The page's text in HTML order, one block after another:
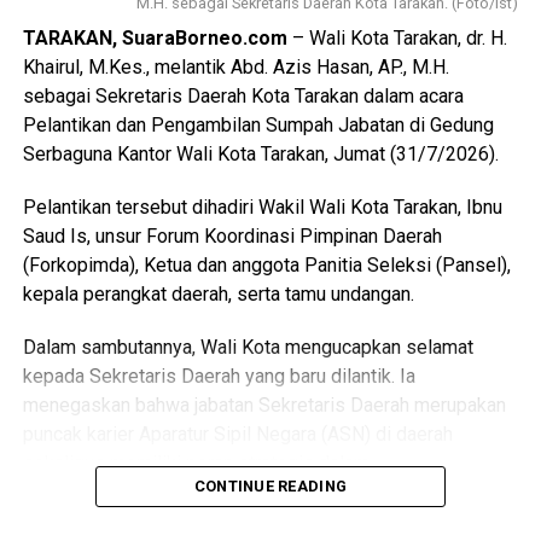
TARAKAN, SuaraBorneo.com – Wali Kota Tarakan, dr. H.
Khairul, M.Kes., melantik Abd. Azis Hasan, AP., M.H.
sebagai Sekretaris Daerah Kota Tarakan dalam acara
Pelantikan dan Pengambilan Sumpah Jabatan di Gedung
Serbaguna Kantor Wali Kota Tarakan, Jumat (31/7/2026).
Pelantikan tersebut dihadiri Wakil Wali Kota Tarakan, Ibnu
Saud Is, unsur Forum Koordinasi Pimpinan Daerah
(Forkopimda), Ketua dan anggota Panitia Seleksi (Pansel),
kepala perangkat daerah, serta tamu undangan.
Dalam sambutannya, Wali Kota mengucapkan selamat
kepada Sekretaris Daerah yang baru dilantik. Ia
menegaskan bahwa jabatan Sekretaris Daerah merupakan
sekaligus memiliki peran strategis dalam
mengoordinasikan jalannya pemerintahan.
CONTINUE READING